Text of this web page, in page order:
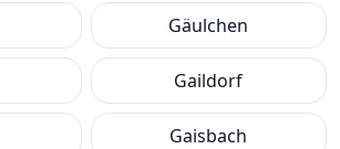
Gäulchen
Gaildorf
Gaisbach